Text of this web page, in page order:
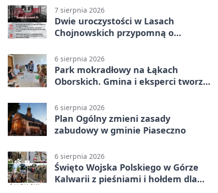
7 sierpnia 2026
Dwie uroczystości w Lasach
Chojnowskich przypomną o
6 sierpnia 2026
Park mokradłowy na Łąkach
Oborskich. Gmina i eksperci tworzą
6 sierpnia 2026
Plan Ogólny zmieni zasady
zabudowy w gminie Piaseczno
6 sierpnia 2026
Święto Wojska Polskiego w Górze
Kalwarii z pieśniami i hołdem dla